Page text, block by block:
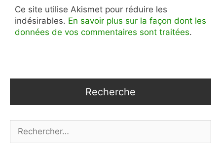
Ce site utilise Akismet pour réduire les
indésirables. En savoir plus sur la façon dont les
données de vos commentaires sont traitées.
Recherche